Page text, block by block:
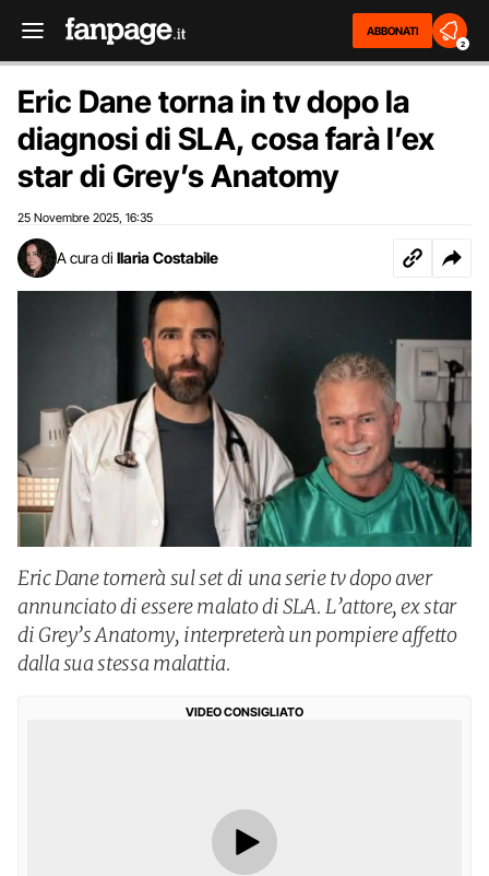
ABBONATI
2
Eric Dane torna in tv dopo la
diagnosi di SLA, cosa farà l’ex
star di Grey’s Anatomy
25 Novembre 2025 16:35
A cura di Ilaria Costabile
Eric Dane tornerà sul set di una serie tv dopo aver
annunciato di essere malato di SLA. L’attore, ex star
di Grey’s Anatomy, interpreterà un pompiere affetto
dalla sua stessa malattia.
VIDEO CONSIGLIATO